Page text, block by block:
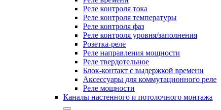
Реле контроля тока
Реле контроля температуры
Реле контроля фаз
Реле контроля уровня/заполнения
Розетка-реле
Реле направления мощности
Реле твердотельное
Блок-контакт с выдержкой времени
Аксессуары для коммутационного реле
Реле мощности
Каналы настенного и потолочного монтажа